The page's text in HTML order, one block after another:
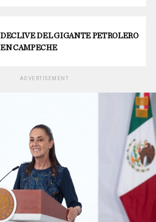
DECLIVE DEL GIGANTE PETROLERO
EN CAMPECHE
ADVERTISEMENT